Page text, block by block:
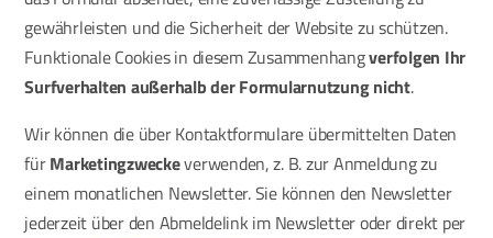
gewährleisten und die Sicherheit der Website zu schützen.
Funktionale Cookies in diesem Zusammenhangverfolgen Ihr
Surfverhalten außerhalb der Formularnutzung nicht.
Wir können die über Kontaktformulare übermittelten Daten
fürMarketingzweckeverwenden, z. B. zur Anmeldung zu
einem monatlichen Newsletter. Sie können den Newsletter
jederzeit über den Abmeldelink im Newsletter oder direkt per